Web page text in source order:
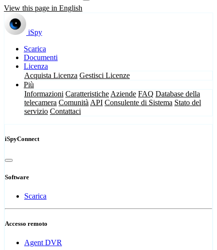
View this page in English
iSpy
Scarica
Documenti
Licenza
Acquista Licenza Gestisci Licenze
Più
Informazioni Caratteristiche Aziende FAQ Database della
telecamera Comunità API Consulente di Sistema Stato del
servizio Contattaci
iSpyConnect
Software
Scarica
Accesso remoto
Agent DVR